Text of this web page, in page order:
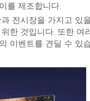
를 제조합니다.
전시장을 가지고 있
한 것입니다. 또한
이벤트를 견딜 수 있